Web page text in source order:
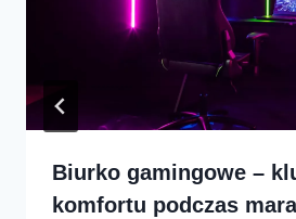
Biurko gamingowe –
komfortu podczas